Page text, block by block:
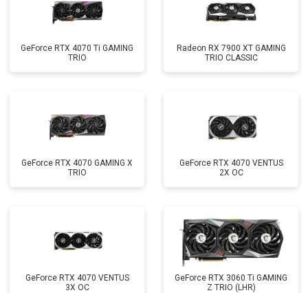
GeForce RTX 4070 Ti GAMING
TRIO
Radeon RX 7900 XT GAMING
TRIO CLASSIC
GeForce RTX 4070 GAMING X
TRIO
GeForce RTX 4070 VENTUS
2X OC
GeForce RTX 4070 VENTUS
3X OC
GeForce RTX 3060 Ti GAMING
Z TRIO (LHR)